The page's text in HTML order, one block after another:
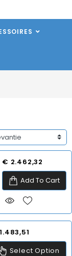
Prijs
€ 2.462,32
Add To Cart
Select Option